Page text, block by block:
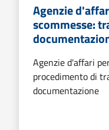
Agenzie
scommesse:
Agenzie d'affari
procedimento di
documentazione